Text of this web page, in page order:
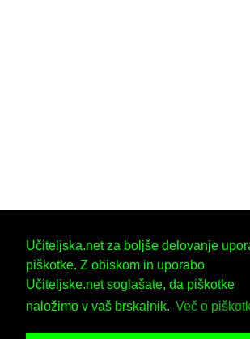
Učiteljska.net za boljše delovanje
piškotke. Z obiskom in uporabo
Učiteljske.net soglašate, da piškotke
naložimo v vaš brskalnik. Več o